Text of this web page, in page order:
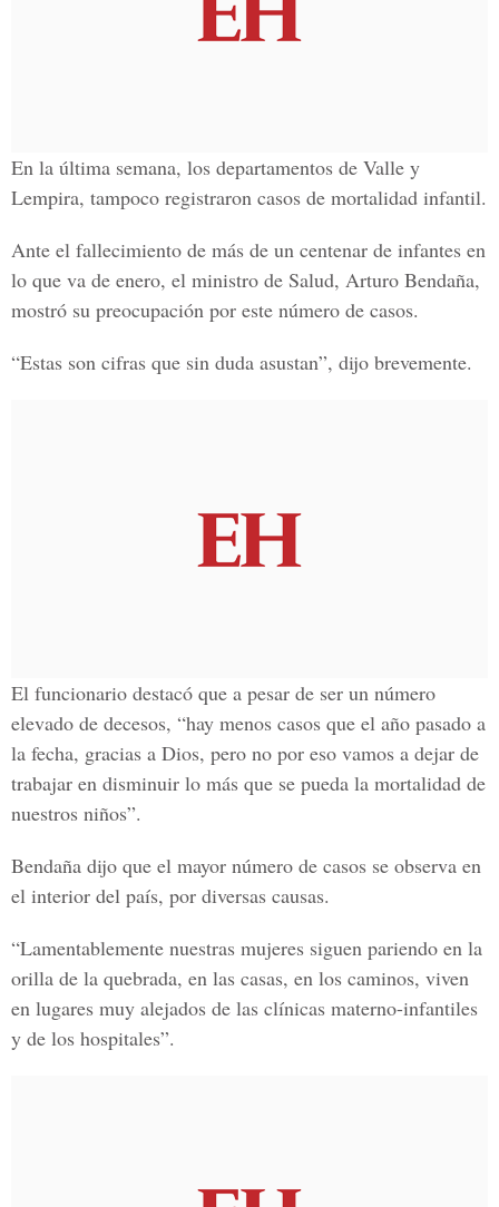
En la última semana, los departamentos de Valle y
Lempira, tampoco registraron casos de mortalidad infantil.
Ante el fallecimiento de más de un centenar de infantes en
lo que va de enero, el ministro de Salud, Arturo Bendaña,
mostró su preocupación por este número de casos.
“Estas son cifras que sin duda asustan”, dijo brevemente.
El funcionario destacó que a pesar de ser un número
elevado de decesos, “hay menos casos que el año pasado a
la fecha, gracias a Dios, pero no por eso vamos a dejar de
trabajar en disminuir lo más que se pueda la mortalidad de
nuestros niños”.
Bendaña dijo que el mayor número de casos se observa en
el interior del país, por diversas causas.
“Lamentablemente nuestras mujeres siguen pariendo en la
orilla de la quebrada, en las casas, en los caminos, viven
en lugares muy alejados de las clínicas materno-infantiles
y de los hospitales”.